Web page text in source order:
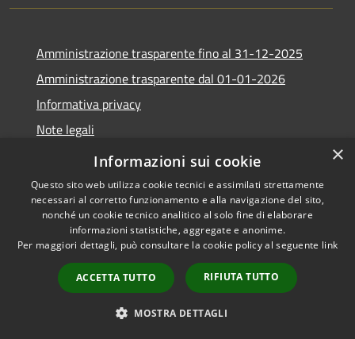
Amministrazione trasparente fino al 31-12-2025
Amministrazione trasparente dal 01-01-2026
Informativa privacy
Note legali
Dichiarazione di accessibilità
Accessibilità
Copyright © 2026 • Comune di
Villimpenta • Powered by
Municipium•
Accesso
redazione
×
Informazioni sui cookie
Questo sito web utilizza cookie tecnici e assimilati strettamente
necessari al corretto funzionamento e alla navigazione del sito,
nonché un cookie tecnico analitico al solo fine di elaborare
informazioni statistiche, aggregate e anonime.
Per maggiori dettagli, può consultare la cookie policy al seguente link
ACCETTA TUTTO RIFIUTA TUTTO
MOSTRA DETTAGLI